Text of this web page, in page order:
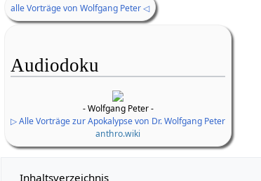
alle Vorträge von Wolfgang Peter ◁
Audiodoku
- Wolfgang Peter -
▷ Alle Vorträge zur Apokalypse von Dr. Wolfgang Peter
anthro.wiki
Inhaltsverzeichnis